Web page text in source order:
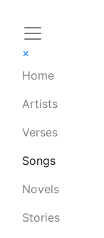
×
Home
Artists
Verses
Songs
Novels
Stories